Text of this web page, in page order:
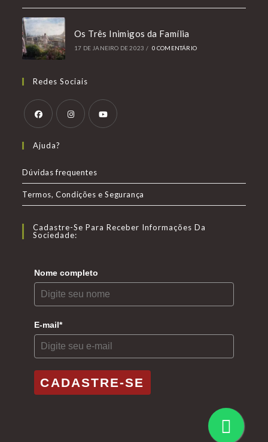
Os Três Inimigos da Família
17 DE JANEIRO DE 2023 / 0 COMENTÁRIO
Redes Sociais
em
aba
em
nova
aba
aba
Ajuda?
Dúvidas frequentes
Termos, Condições e Segurança
Cadastre-Se Para Receber Informações Da
Sociedade:
Nome completo
E-mail*
CADASTRE-SE